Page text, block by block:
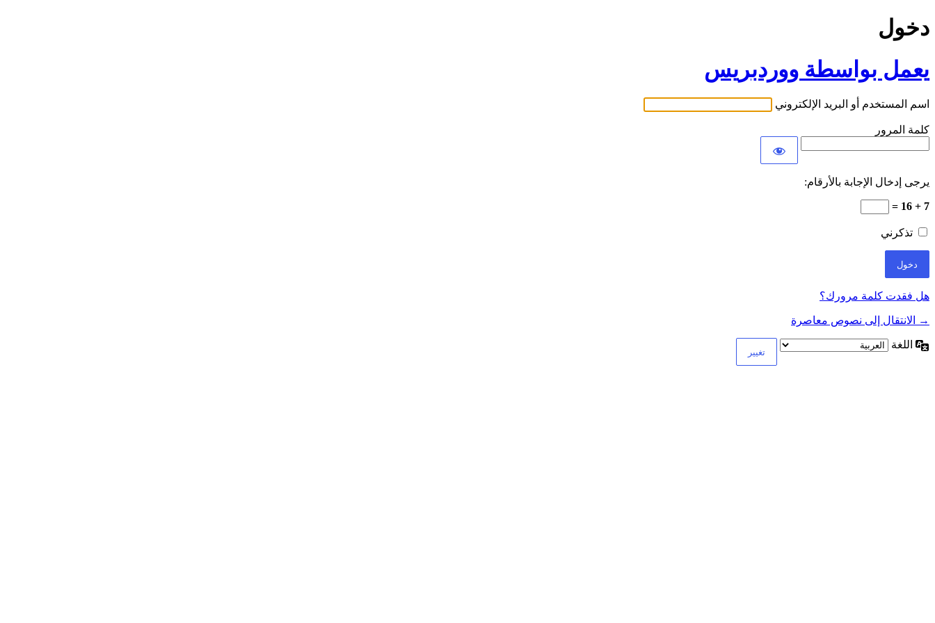
دخول
يعمل بواسطة ووردبريس
اسم المستخدم أو البريد الإلكتروني
كلمة المرور
يرجى إدخال الإجابة بالأرقام:
7 + 16 =
تذكرني
هل فقدت كلمة مرورك؟
→ الانتقال إلى نصوص معاصرة
اللغة